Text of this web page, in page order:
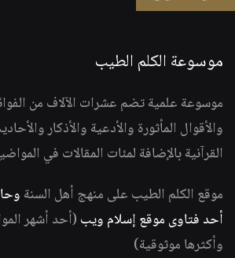
موسوعة الكلم الطيب
موسوعة علمية تضم عشرات الآلاف من
والأقوال المأثورة والأدعية والأذكار
القرآنية بالإضافة لمئات المقالات في
موقع الكلم الطيب على منهج أهل السنة
أحد فتاوى موقع إسلام ويب (أحد أشهر
وأكثرها موثوقية)